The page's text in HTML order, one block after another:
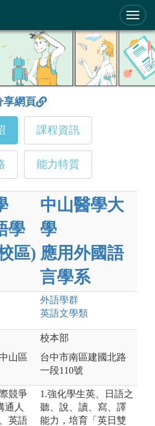
輔助系統
享網頁
課程資訊
能力特質
學
區)
中山醫學大
學
應用外國語
言學系
外語學群
英語文學類
山區
校本部
台中市南區建國北路
一段110號
競爭
通人
英語
1.強化學生英、日語之
聽、說、讀、寫、譯
能力，培育「英日雙